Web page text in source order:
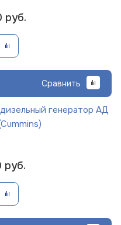
руб.
Сравнить
генератор АД
руб.